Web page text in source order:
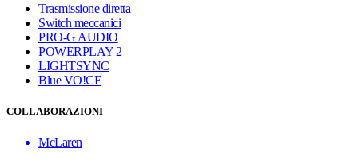
Trasmissione diretta
Switch meccanici
PRO-G AUDIO
POWERPLAY 2
LIGHTSYNC
Blue VO!CE
COLLABORAZIONI
McLaren